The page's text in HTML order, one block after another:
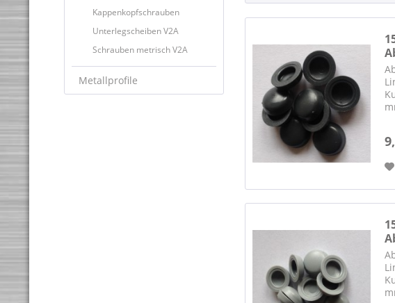
Kappenkopfschrauben
Unterlegscheiben V2A
Schrauben metrisch V2A
Metallprofile